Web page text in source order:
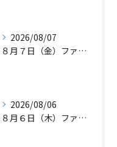
2026/08/07
８月７日（金）ファミリフィッシング
2026/08/06
８月６日（木）ファミリフィッシング